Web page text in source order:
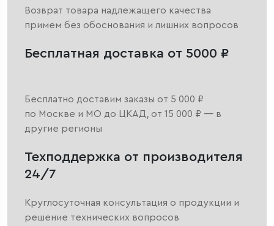
Возврат товара надлежащего качества
примем без обоснования и лишних вопросов
Бесплатная доставка от 5000 ₽
Бесплатно доставим заказы от 5 000 ₽
по Москве и МО до ЦКАД, от 15 000 ₽ — в
другие регионы
Техподдержка от производителя
24/7
Круглосуточная консультация о продукции и
решение технических вопросов